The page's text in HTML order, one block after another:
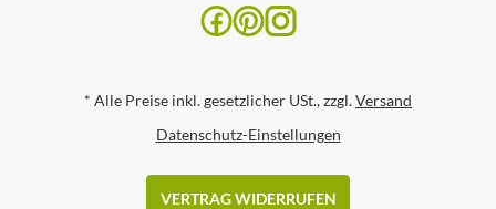
* Alle Preise inkl. gesetzlicher USt., zzgl.Versand
Datenschutz-Einstellungen
VERTRAG WIDERRUFEN